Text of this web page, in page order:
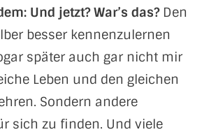
Und jetzt? War’s das?Den
besser kennenzulernen
später auch gar nicht mir
Leben und den gleichen
Sondern andere
sich zu finden. Und viele